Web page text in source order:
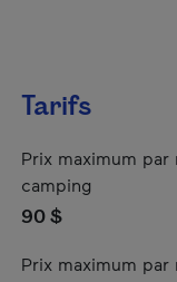
Tarifs
Prix maximum
camping
90 $
Prix maximum par